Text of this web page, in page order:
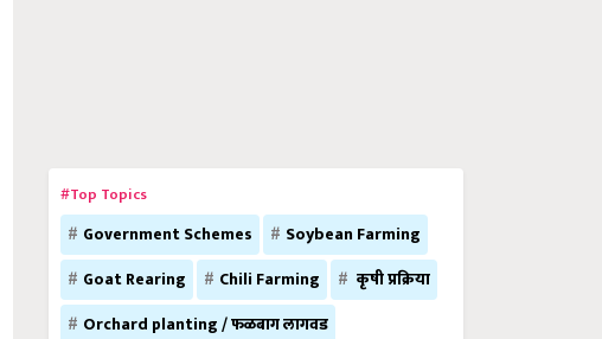
#Top Topics
Government Schemes
Soybean Farming
Goat Rearing
Chili Farming
कृषी प्रक्रिया
Orchard planting / फळबाग लागवड